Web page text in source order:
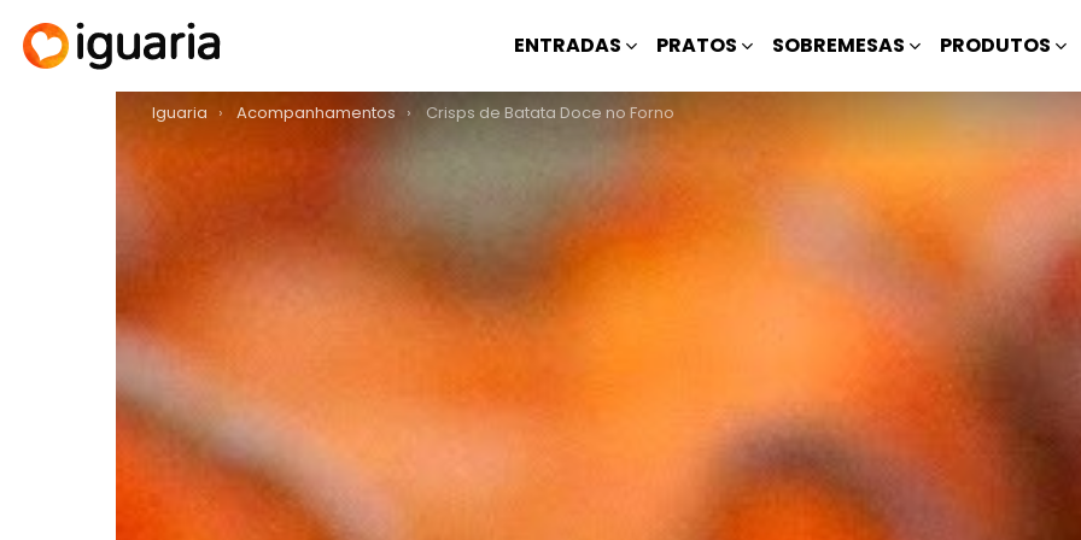
ENTRADAS PRATOS SOBREMESAS PRODUTOS
You are here:
Iguaria Acompanhamentos Crisps de Batata Doce no Forno